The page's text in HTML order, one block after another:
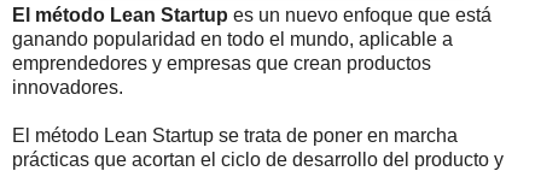
El método Lean Startup es un nuevo enfoque que está
ganando popularidad en todo el mundo, aplicable a
emprendedores y empresas que crean productos
innovadores.
El método Lean Startup se trata de poner en marcha
prácticas que acortan el ciclo de desarrollo del producto y